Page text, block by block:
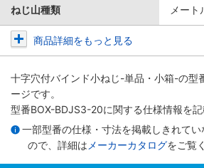
ねじ山種類 メート
商品詳細をもっと見る
十字穴付バインド小ねじ-単品・小箱-の型
ージです。
型番BOX-BDJS3-20に関する仕様情報を記
一部型番の仕様・寸法を掲載しきれて
ので、詳細は メーカーカタログをご覧